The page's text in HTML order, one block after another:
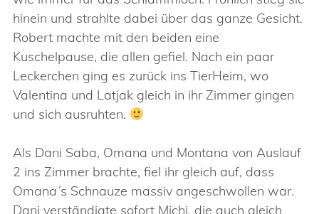
hinein und strahlte dabei über das ganze Gesicht.
Robert machte mit den beiden eine
Kuschelpause, die allen gefiel. Nach ein paar
Leckerchen ging es zurück ins TierHeim, wo
Valentina und Latjak gleich in ihr Zimmer gingen
und sich ausruhten.
Als Dani Saba, Omana und Montana von Auslauf
2 ins Zimmer brachte, fiel ihr gleich auf, dass
Omana´s Schnauze massiv angeschwollen war.
Dani verständigte sofort Michi, die auch gleich